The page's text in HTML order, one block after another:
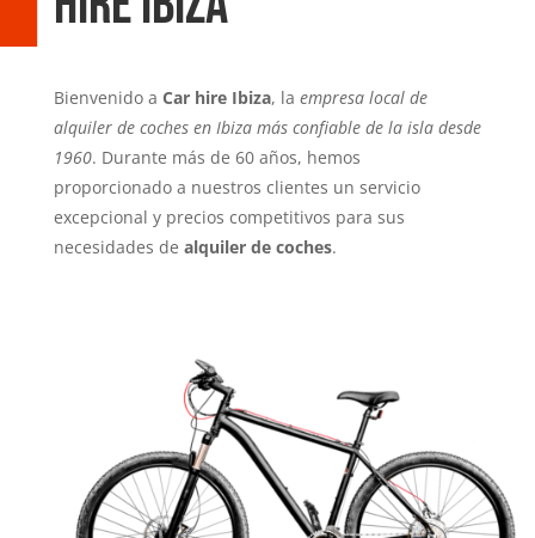
Bienvenido a Car hire Ibiza, la empresa local de
alquiler de coches en Ibiza más confiable de la isla desde
1960. Durante más de 60 años, hemos
proporcionado a nuestros clientes un servicio
excepcional y precios competitivos para sus
necesidades de alquiler de coches.